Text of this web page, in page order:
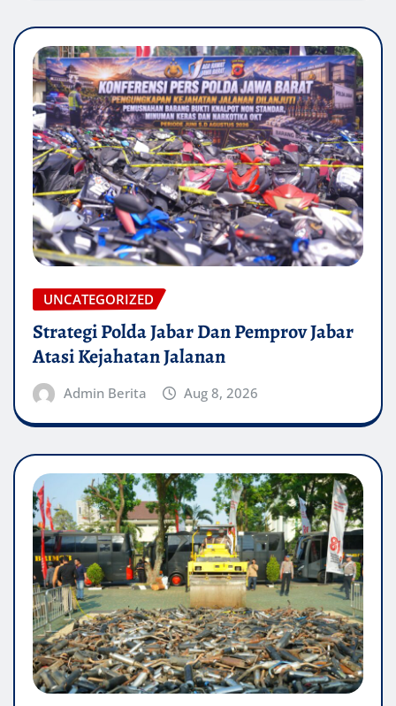
UNCATEGORIZED
Strategi Polda Jabar Dan Pemprov Jabar
Atasi Kejahatan Jalanan
Admin Berita Aug 8, 2026